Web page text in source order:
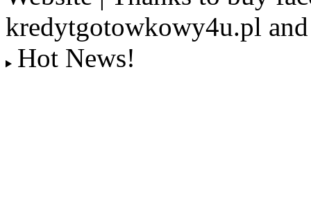
kredytgotowkowy4u.pl
Hot News!